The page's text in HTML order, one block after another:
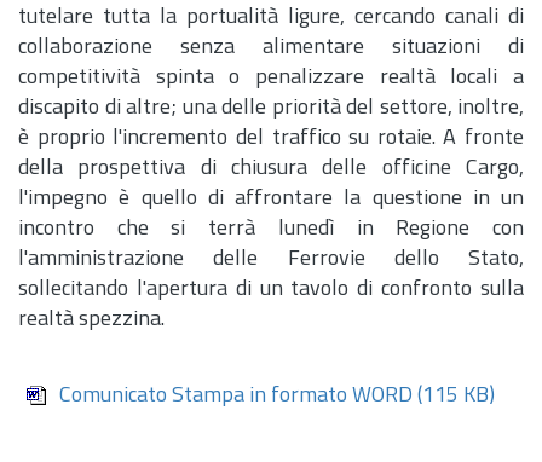
tutelare tutta la portualità ligure, cercando canali di
collaborazione senza alimentare situazioni di
competitività spinta o penalizzare realtà locali a
discapito di altre; una delle priorità del settore, inoltre,
è proprio l'incremento del traffico su rotaie. A fronte
della prospettiva di chiusura delle officine Cargo,
l'impegno è quello di affrontare la questione in un
incontro che si terrà lunedì in Regione con
l'amministrazione delle Ferrovie dello Stato,
sollecitando l'apertura di un tavolo di confronto sulla
realtà spezzina.
Comunicato Stampa in formato WORD (115 KB)